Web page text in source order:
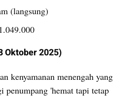
(langsung)
Oktober 2025)
kenyamanan menengah yang
penumpang 'hemat tapi tetap